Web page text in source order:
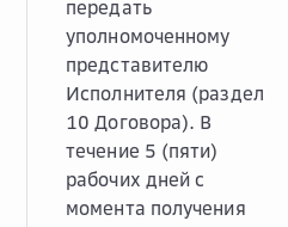
передать
уполномоченному
представителю
Исполнителя (раздел
10 Договора). В
течение 5 (пяти)
рабочих дней с
момента получения